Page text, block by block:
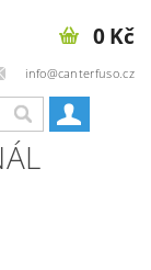
info@canterfuso.cz
0 Kč